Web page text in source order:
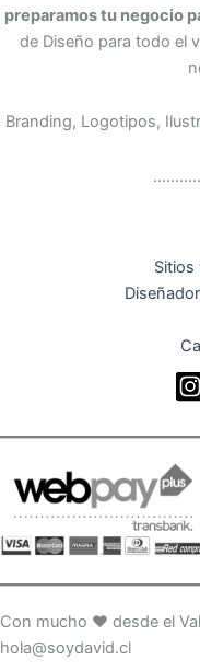
preparamos tu negocio
de Diseño para todo el
Branding, Logotipos,
Sitios
Con mucho ♥ desde el
hola@soydavid.cl